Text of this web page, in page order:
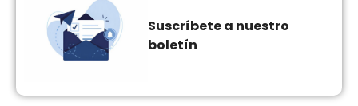
Suscríbete a nuestro
boletín